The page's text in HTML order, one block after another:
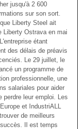
jusqu'à 2 600
sur son sort.
Liberty Steel ait
Liberty Ostrava en mai
étant
des délais de préavis
Le 29 juillet, le
un programme de
professionnelle, une
salariales pour aider
perdre leur emploi. Les
et IndustriALL
de meilleurs
Il est temps